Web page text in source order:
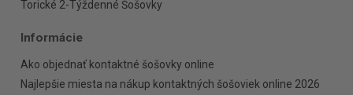
Torické 2-Týždenné Šošovky
Informácie
Ako objednať kontaktné šošovky online
Najlepšie miesta na nákup kontaktných šošoviek online 2026